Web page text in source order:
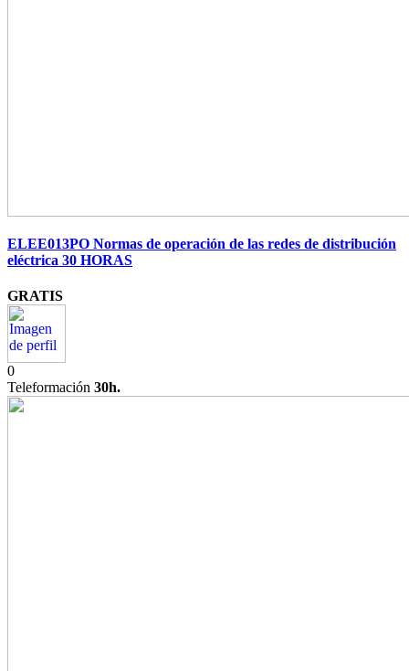
ELEE013PO Normas de operación de las redes de distribución
eléctrica 30 HORAS
GRATIS
0
Teleformación 30h.